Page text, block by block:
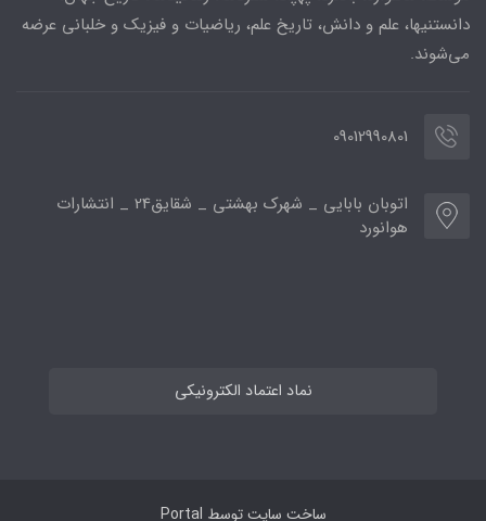
دانستنیها، علم و دانش، تاریخ علم، ریاضیات و فیزیک و خلبانی عرضه
می‌شوند.
09012990801
اتوبان بابایی _ شهرک بهشتی _ شقایق24 _ انتشارات
هوانورد
نماد اعتماد الکترونیکی
ساخت سایت توسط Portal